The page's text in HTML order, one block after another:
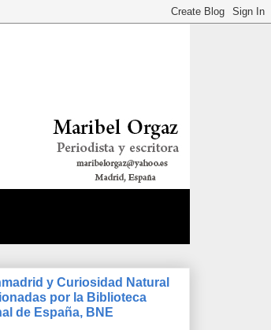
y Curiosidad Natural
por la Biblioteca
de España, BNE